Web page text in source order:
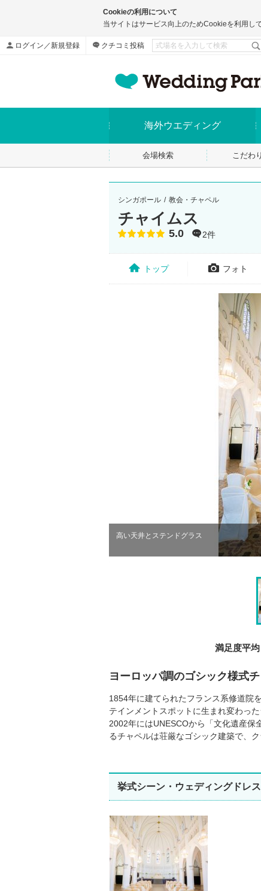
Cookieの利用について
当サイトはサービス向上のためCookieを利用し
ログイン／新規登録 クチコミ投稿
海外ウエディング
会場検索 こだわ
シンガポール 教会・チャペル
チャイムス
点数
5.0 2件
トップ フォト
高い天井とステンドグラス
満足度平均
ヨーロッパ調のゴシック様式
1854年に建てられたフランス系修道院
テインメントスポットに生まれ変わった
2002年にはUNESCOから「文化遺産保
るチャペルは荘厳なゴシック建築で、
挙式シーン・ウェディングドレス